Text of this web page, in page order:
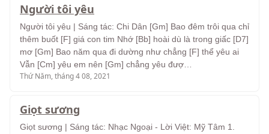
Người tôi yêu
Người tôi yêu | Sáng tác: Chi Dân [Gm] Bao đêm trôi qua chỉ
thêm buốt [F] giá con tim Nhớ [Bb] hoài dù là trong giấc [D7]
mơ [Gm] Bao năm qua đi dường như chẳng [F] thể yêu ai
Vẫn [Cm] yêu em nên [Gm] chẳng yêu đượ…
Thứ Năm, tháng 4 08, 2021
Giọt sương
Giọt sương | Sáng tác: Nhạc Ngoại - Lời Việt: Mỹ Tâm 1.